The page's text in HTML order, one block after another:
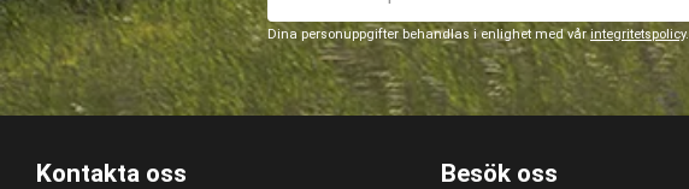
Dina personuppgifter behandlas i enlighet med vårintegritetspolicy.
Kontakta oss Besök oss